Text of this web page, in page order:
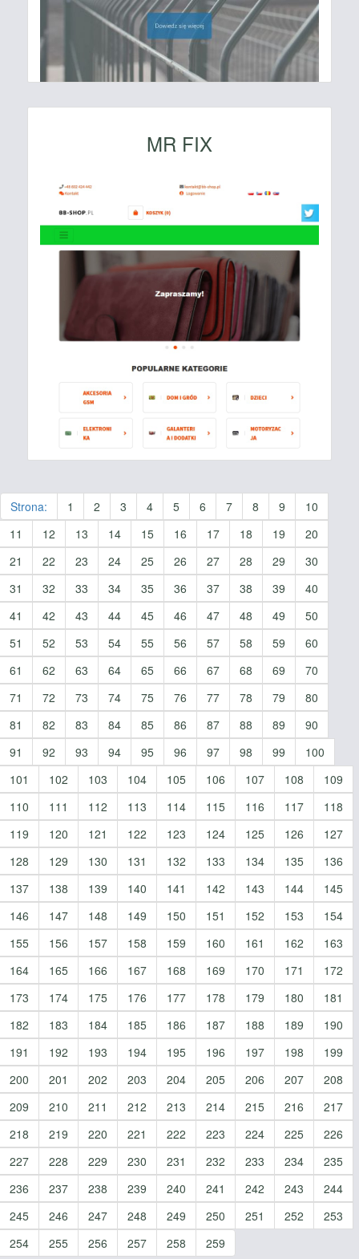
MR FIX
Strona: 1 2 3 4 5 6 7 8 9
10
11
12 13 14 15 16 17 18 19
20
21
22 23 24 25 26 27 28 29
30
31
32 33 34 35 36 37 38 39
40
41
42 43 44 45 46 47 48 49
50
51
52 53 54 55 56 57 58 59
60
61
62 63 64 65 66 67 68 69
70
71
72 73 74 75 76 77 78 79
80
81
82 83 84 85 86 87 88 89
90
91
92 93 94 95 96 97 98 99
100
101
102 103 104 105 106 107 108
109
110
111 112 113 114 115 116 117
118
119
120 121 122 123 124 125 126
127
128
129 130 131 132 133 134 135
136
137
138 139 140 141 142 143 144
145
146
147 148 149 150 151 152 153
154
155
156 157 158 159 160 161 162
163
164
165 166 167 168 169 170 171
172
173
174 175 176 177 178 179 180
181
182
183 184 185 186 187 188 189
190
191
192 193 194 195 196 197 198
199
200
201 202 203 204 205 206 207
208
209
210 211 212 213 214 215 216
217
218
219 220 221 222 223 224 225
226
227
228 229 230 231 232 233 234
235
236
237 238 239 240 241 242 243
244
245
246 247 248 249 250 251 252
253
254
255 256 257 258 259